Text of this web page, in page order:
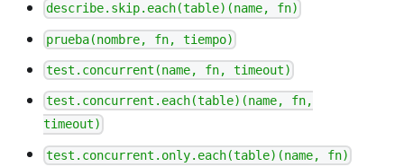
describe.skip.each(table)(name, fn)
prueba(nombre, fn, tiempo)
test.concurrent(name, fn, timeout)
test.concurrent.each(table)(name, fn,
timeout)
test.concurrent.only.each(table)(name, fn)